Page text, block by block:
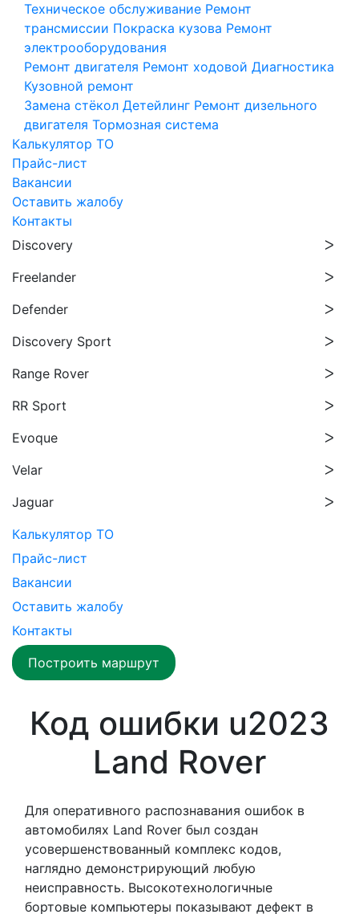
Техническое обслуживание Ремонт
трансмиссии Покраска кузова Ремонт
электрооборудования
Ремонт двигателя Ремонт ходовой Диагностика
Кузовной ремонт
Замена стёкол Детейлинг Ремонт дизельного
двигателя Тормозная система
Калькулятор ТО
Прайс-лист
Вакансии
Оставить жалобу
Контакты
Discovery
Freelander
Defender
Discovery Sport
Range Rover
RR Sport
Evoque
Velar
Jaguar
Калькулятор ТО
Прайс-лист
Вакансии
Оставить жалобу
Контакты
Построить маршрут
Код ошибки u2023
Land Rover
Для оперативного распознавания ошибок в
автомобилях Land Rover был создан
усовершенствованный комплекс кодов,
наглядно демонстрирующий любую
неисправность. Высокотехнологичные
бортовые компьютеры показывают дефект в